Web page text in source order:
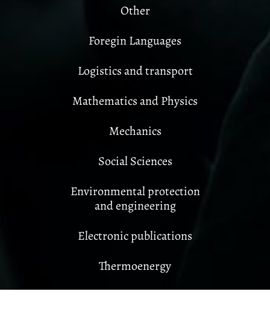
Other
Foregin Languages
Logistics and transport
Mathematics and Physics
Mechanics
Social Sciences
Environmental protection
and engineering
Electronic publications
Thermoenergy